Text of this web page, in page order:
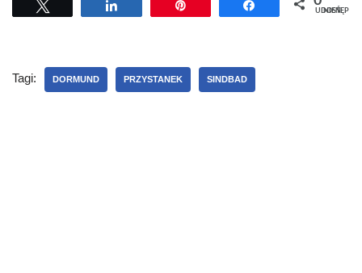
Udostępnij Udostępnij
UDOSTĘPNIEŃ
Tagi: DORMUND PRZYSTANEK SINDBAD